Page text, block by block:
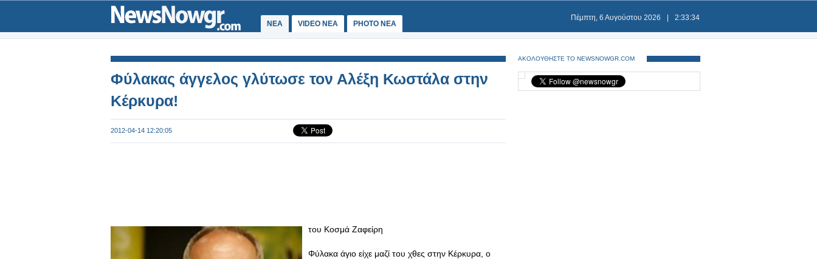
ΝΕΑ VIDEO NEA PHOTO NEA
Πέμπτη, 6 Αυγούστου 2026 2:33:34
Φύλακας άγγελος γλύτωσε τον Αλέξη Κωστάλα στην
Κέρκυρα!
2012-04-14 12:20:05
του Κοσμά Ζαφείρη
Φύλακα άγιο είχε μαζί του χθες στην Κέρκυρα, ο
ΑΚΟΛΟΥΘΗΣΤΕ ΤΟ NEWSNOWGR.COM